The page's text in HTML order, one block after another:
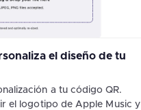
el diseño de tu
a tu código QR.
el logotipo de Apple Music y